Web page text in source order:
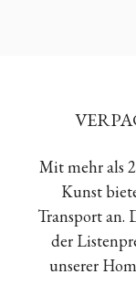
Mit mehr als
Kunst
Transport an.
der
unserer